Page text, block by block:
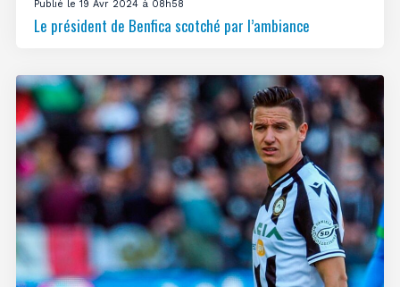
Publié le 19 Avr 2024 à 08h58
Le président de Benfica scotché par l’ambiance